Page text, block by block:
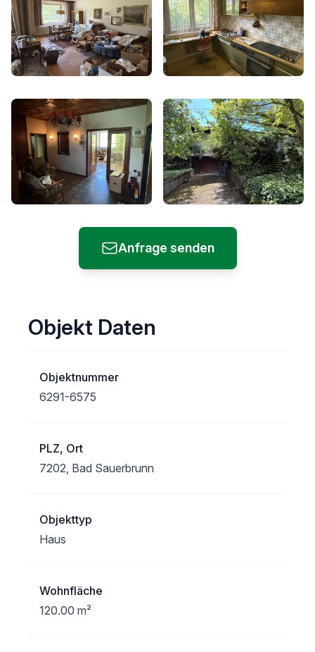
Anfrage senden
Objekt Daten
Objektnummer
6291-6575
PLZ, Ort
7202, Bad Sauerbrunn
Objekttyp
Haus
Wohnfläche
120.00 m²